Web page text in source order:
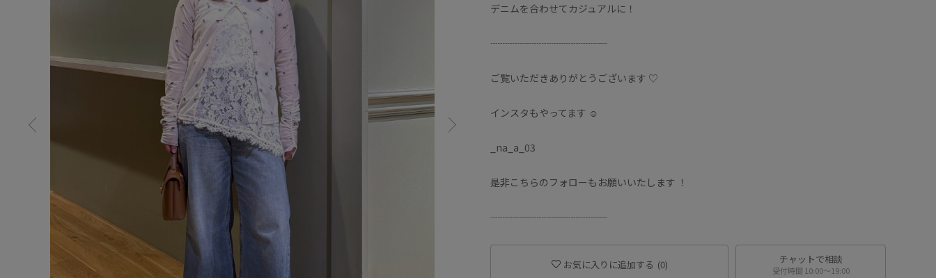
デニムを合わせてカジュアルに！
┈┈┈┈┈┈┈┈┈┈┈┈
ご覧いただきありがとうございます ♡
インスタもやってます ☺︎︎︎︎
_na_a_03
是非こちらのフォローもお願いいたします ！
┈┈┈┈┈┈┈┈┈┈┈┈
お気に入りに追加する (0) チャットで相談
受付時間 10:00〜19:00